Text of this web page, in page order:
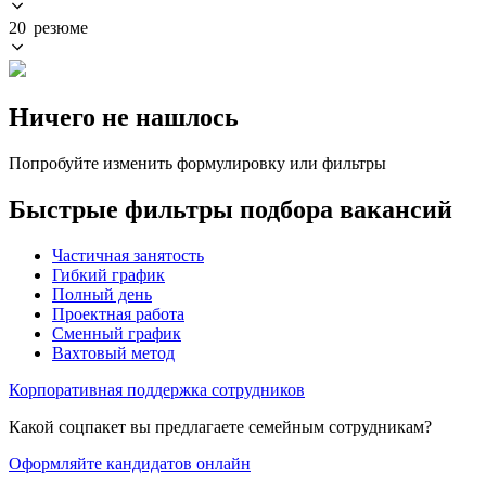
20 резюме
Ничего не нашлось
Попробуйте изменить формулировку или фильтры
Быстрые фильтры подбора вакансий
Частичная занятость
Гибкий график
Полный день
Проектная работа
Сменный график
Вахтовый метод
Корпоративная поддержка сотрудников
Какой соцпакет вы предлагаете семейным сотрудникам?
Оформляйте кандидатов онлайн